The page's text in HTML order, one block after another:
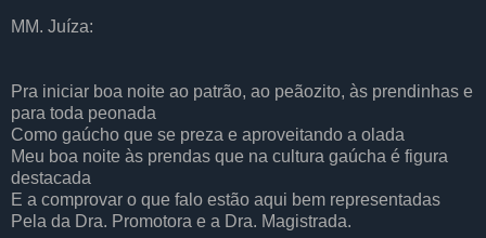
MM. Juíza:
Pra iniciar boa noite ao patrão, ao peãozito, às prendinhas e
para toda peonada
Como gaúcho que se preza e aproveitando a olada
Meu boa noite às prendas que na cultura gaúcha é figura
destacada
E a comprovar o que falo estão aqui bem representadas
Pela da Dra. Promotora e a Dra. Magistrada.